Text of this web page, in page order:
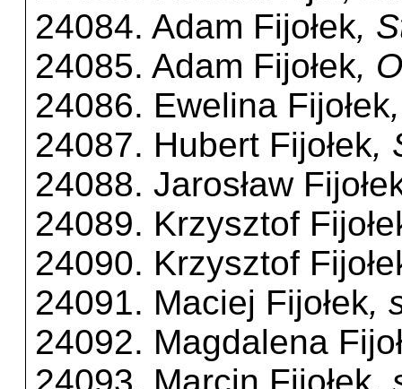
24084. Adam Fijołek,
24085. Adam Fijołek,
24086. Ewelina Fijołek
24087. Hubert Fijołek,
24088. Jarosław
24089. Krzysztof
24090. Krzysztof
24091. Maciej Fijołek,
24092. Magdalena
24093. Marcin Fijołek,